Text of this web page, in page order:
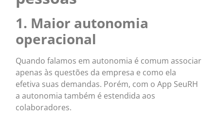
1. Maior autonomia
operacional
Quando falamos em autonomia é comum associar
apenas às questões da empresa e como ela
efetiva suas demandas. Porém, com o App SeuRH
a autonomia também é estendida aos
colaboradores.